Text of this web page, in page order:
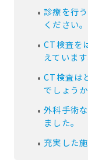
診療を行
ください。
CT検査を
えています
CT検査は
でしょう
外科手術
ました。
充実した施